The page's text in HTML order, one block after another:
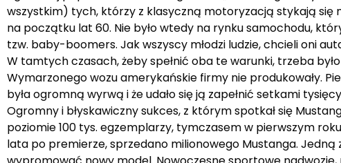
wszystkim) tych, którzy z klasyczną motoryzacją stykają się
na początku lat 60. Nie było wtedy na rynku samochodu,
tzw. baby-boomers. Jak wszyscy młodzi ludzie, chcieli oni
W tamtych czasach, żeby spełnić oba te warunki, trzeba
Wymarzonego wozu amerykańskie firmy nie produkowały.
była ogromną wyrwą i że udało się ją zapełnić setkami
Ogromny i błyskawiczny sukces, z którym spotkał się
poziomie 100 tys. egzemplarzy, tymczasem w pierwszym
lata po premierze, sprzedano milionowego Mustanga. Jedną